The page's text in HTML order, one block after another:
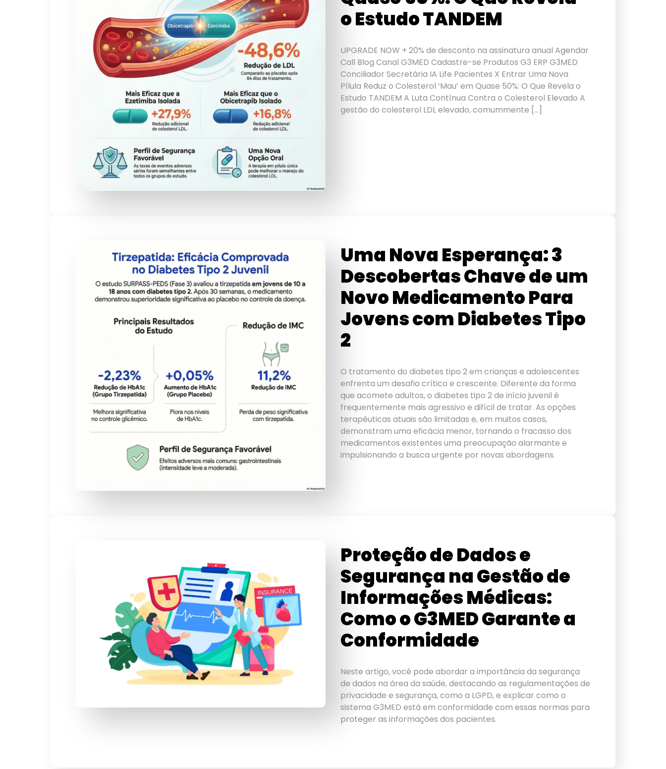
o Estudo TANDEM
UPGRADE NOW + 20% de desconto na assinatura anual Agendar
Call Blog Canal G3MED Cadastre-se Produtos G3 ERP G3MED
Conciliador Secretária IA Life Pacientes X Entrar Uma Nova
Pílula Reduz o Colesterol ‘Mau’ em Quase 50%: O Que Revela o
Estudo TANDEM A Luta Contínua Contra o Colesterol Elevado A
gestão do colesterol LDL elevado, comummente […]
Uma Nova Esperança: 3
Descobertas Chave de um
Novo Medicamento Para
Jovens com Diabetes Tipo
2
O tratamento do diabetes tipo 2 em crianças e adolescentes
enfrenta um desafio crítico e crescente. Diferente da forma
que acomete adultos, o diabetes tipo 2 de início juvenil é
frequentemente mais agressivo e difícil de tratar. As opções
terapêuticas atuais são limitadas e, em muitos casos,
demonstram uma eficácia menor, tornando o fracasso dos
medicamentos existentes uma preocupação alarmante e
impulsionando a busca urgente por novas abordagens.
Proteção de Dados e
Segurança na Gestão de
Informações Médicas:
Como o G3MED Garante a
Conformidade
Neste artigo, você pode abordar a importância da segurança
de dados na área da saúde, destacando as regulamentações de
privacidade e segurança, como a LGPD, e explicar como o
sistema G3MED está em conformidade com essas normas para
proteger as informações dos pacientes.